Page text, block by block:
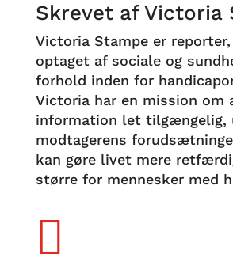
Skrevet af Victoria
Victoria Stampe er
optaget af sociale og
forhold inden for
Victoria har en mission om
information let tilgængelig,
modtagerens
kan gøre livet mere
større for mennesker med
